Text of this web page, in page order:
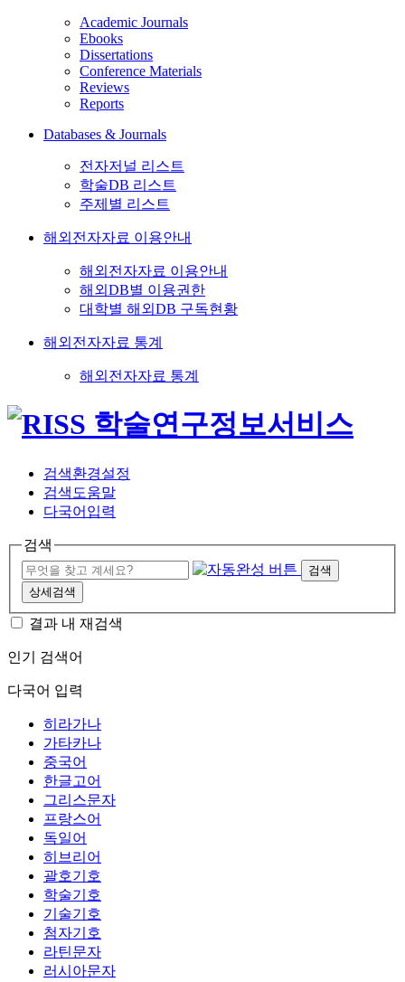
Academic Journals
Ebooks
Dissertations
Conference Materials
Reviews
Reports
Databases & Journals
전자저널 리스트
학술DB 리스트
주제별 리스트
해외전자자료 이용안내
해외전자자료 이용안내
해외DB별 이용권한
대학별 해외DB 구독현황
해외전자자료 통계
해외전자자료 통계
검색환경설정
검색도움말
다국어입력
검색
검색
상세검색
결과 내 재검색
인기 검색어
다국어 입력
히라가나
가타카나
중국어
한글고어
그리스문자
프랑스어
독일어
히브리어
괄호기호
학술기호
기술기호
첨자기호
라틴문자
러시아문자